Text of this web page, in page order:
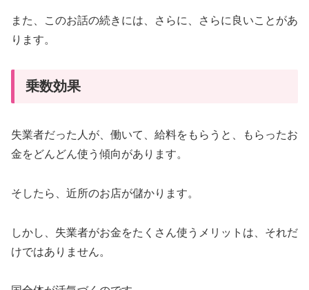
また、このお話の続きには、さらに、さらに良いことがあ
ります。
乗数効果
失業者だった人が、働いて、給料をもらうと、もらったお
金をどんどん使う傾向があります。
そしたら、近所のお店が儲かります。
しかし、失業者がお金をたくさん使うメリットは、それだ
けではありません。